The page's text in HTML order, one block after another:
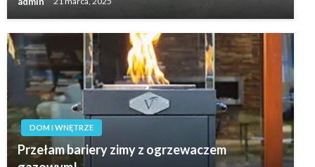
DOM I WNĘTRZE
Przełam bariery zimy z ogrzewaczem